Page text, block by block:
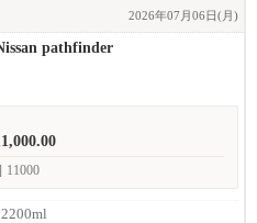
2026年07月06日(月)
pathfinder
11000